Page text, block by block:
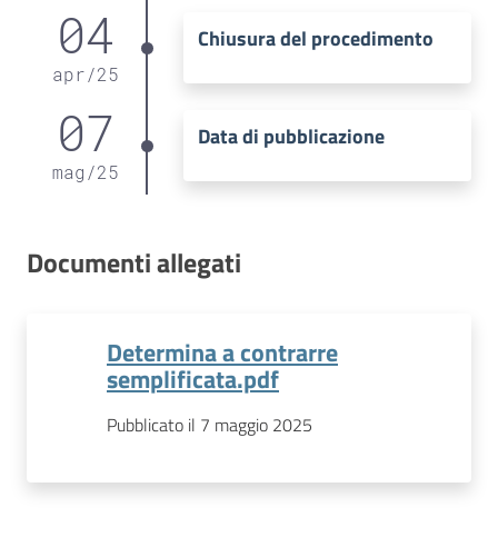
04
apr/25
Chiusura del procedimento
07
mag /25
Data di pubblicazione
Documenti allegati
Determina a contrarre
semplificata.pdf
Pubblicato il 7 maggio 2025